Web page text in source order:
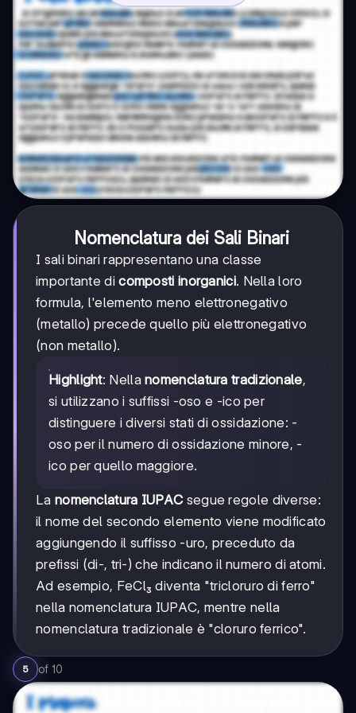
Nomenclatura dei Sali Binari
I sali binari rappresentano una classe
importante dicomposti inorganici. Nella loro
formula, l'elemento meno elettronegativo
(metallo) precede quello più elettronegativo
(non metallo).
Highlight: Nellanomenclatura tradizionale,
si utilizzano i suffissi -oso e -ico per
distinguere i diversi stati di ossidazione: -
oso per il numero di ossidazione minore, -
ico per quello maggiore.
La nomenclatura IUPAC segue regole diverse:
il nome del secondo elemento viene modificato
aggiungendo il suffisso -uro, preceduto da
prefissi (di-, tri-) che indicano il numero di atomi.
Ad esempio, FeCl₃ diventa "tricloruro di ferro"
nella nomenclatura IUPAC, mentre nella
nomenclatura tradizionale è "cloruro ferrico".
5 of 10